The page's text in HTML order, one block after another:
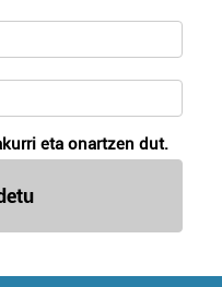
eta onartzen dut.